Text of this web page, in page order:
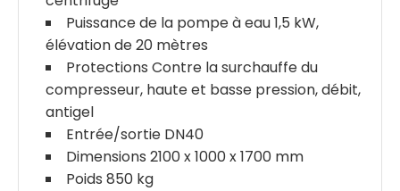
Puissance de la pompe à eau 1,5 kW,
élévation de 20 mètres
Protections Contre la surchauffe du
compresseur, haute et basse pression, débit,
antigel
Entrée/sortie DN40
Dimensions 2100 x 1000 x 1700 mm
Poids 850 kg